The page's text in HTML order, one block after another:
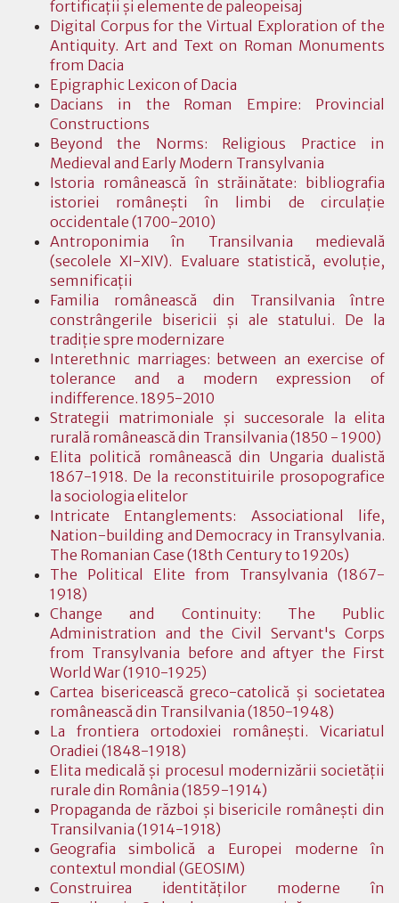
fortificaţii şi elemente de paleopeisaj
Digital Corpus for the Virtual Exploration of the
Antiquity. Art and Text on Roman Monuments
from Dacia
Epigraphic Lexicon of Dacia
Dacians in the Roman Empire: Provincial
Constructions
Beyond the Norms: Religious Practice in
Medieval and Early Modern Transylvania
Istoria românească în străinătate: bibliografia
istoriei româneşti în limbi de circulaţie
occidentale (1700-2010)
Antroponimia în Transilvania medievală
(secolele XI-XIV). Evaluare statistică, evoluţie,
semnificaţii
Familia românească din Transilvania între
constrângerile bisericii şi ale statului. De la
tradiţie spre modernizare
Interethnic marriages: between an exercise of
tolerance and a modern expression of
indifference. 1895-2010
Strategii matrimoniale şi succesorale la elita
rurală românească din Transilvania (1850 - 1900)
Elita politică românească din Ungaria dualistă
1867-1918. De la reconstituirile prosopografice
la sociologia elitelor
Intricate Entanglements: Associational life,
Nation-building and Democracy in Transylvania.
The Romanian Case (18th Century to 1920s)
The Political Elite from Transylvania (1867-
1918)
Change and Continuity: The Public
Administration and the Civil Servant's Corps
from Transylvania before and aftyer the First
World War (1910-1925)
Cartea bisericească greco-catolică şi societatea
românească din Transilvania (1850-1948)
La frontiera ortodoxiei româneşti. Vicariatul
Oradiei (1848-1918)
Elita medicală şi procesul modernizării societăţii
rurale din România (1859-1914)
Propaganda de război şi bisericile româneşti din
Transilvania (1914-1918)
Geografia simbolică a Europei moderne în
contextul mondial (GEOSIM)
Construirea identităţilor moderne în